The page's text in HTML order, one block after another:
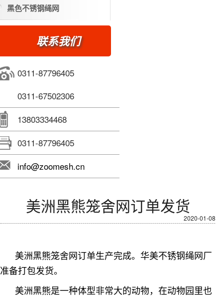
黑色不锈钢绳网
联系我们
0311-87796405
0311-67502306
13803334468
0311-87796405
info@zoomesh.cn
美洲黑熊笼舍网订单发货
2020-01-08
美洲黑熊笼舍网订单生产完成。华美不锈钢绳网厂
准备打包发货。
美洲黑熊是一种体型非常大的动物，在动物园里也